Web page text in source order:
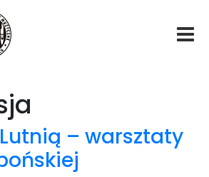
O nas
Aktualności
– warsztaty